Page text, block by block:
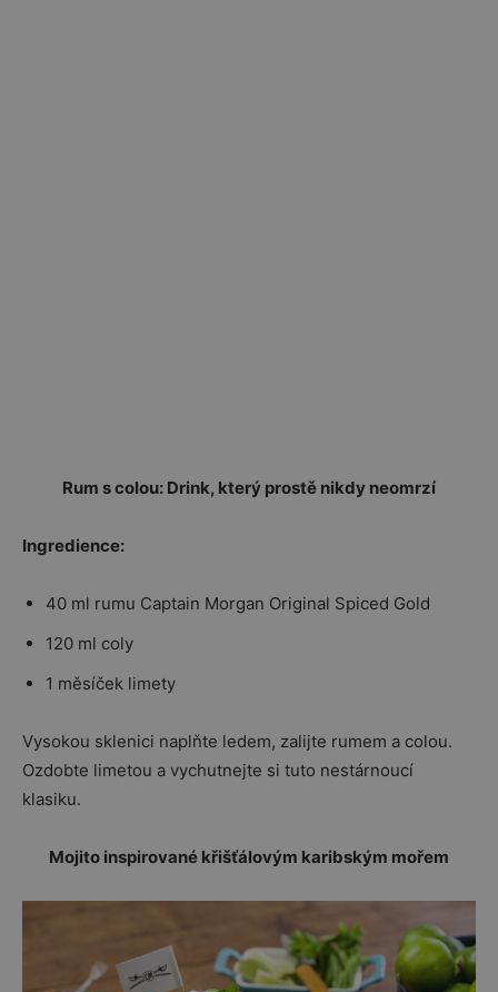
Rum s colou: Drink, který prostě nikdy neomrzí
Ingredience:
40 ml rumu Captain Morgan Original Spiced Gold
120 ml coly
1 měsíček limety
Vysokou sklenici naplňte ledem, zalijte rumem a colou.
Ozdobte limetou a vychutnejte si tuto nestárnoucí
klasiku.
Mojito inspirované křišťálovým karibským mořem